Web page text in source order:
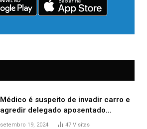
Médico é suspeito de invadir carro e
agredir delegado aposentado
durante confusão no trânsito
setembro 19, 2024 47 Visitas